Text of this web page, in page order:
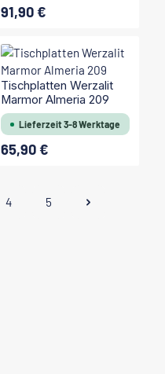
Regulärer Preis:
91,90 €
Tischplatten Werzalit
Marmor Almeria 209
Lieferzeit 3-8 Werktage
Regulärer Preis:
65,90 €
Seite
4
Seite
5